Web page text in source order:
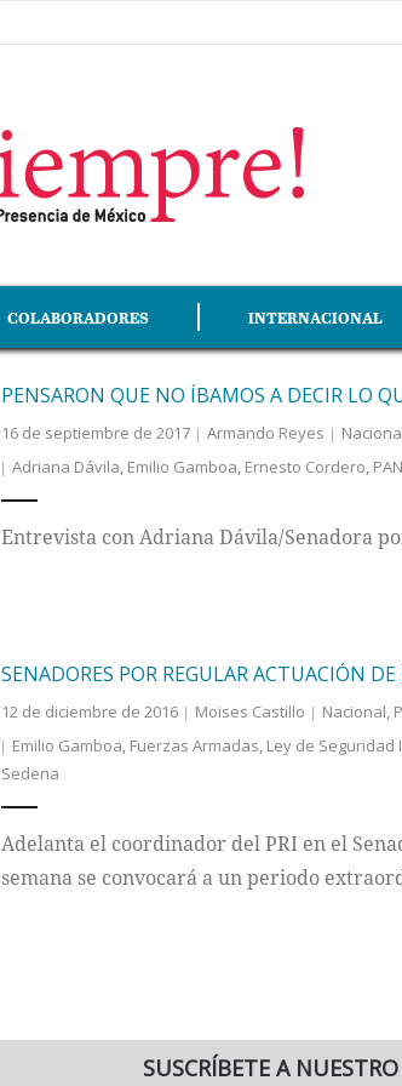
COLABORADORES INTERNACIONAL
PENSARON QUE NO ÍBAMOS A DECIR LO
16 de septiembre de 2017 Armando Reyes
Adriana Dávila, Emilio Gamboa, Ernesto Cordero, PAN
Entrevista con Adriana Dávila/Senadora
SENADORES POR REGULAR ACTUACIÓN
12 de diciembre de 2016 Moises Castillo Nacional,
Emilio Gamboa, Fuerzas Armadas, Ley de Seguridad
Sedena
Adelanta el coordinador del PRI en el
semana se convocará a un periodo
SUSCRÍBETE A